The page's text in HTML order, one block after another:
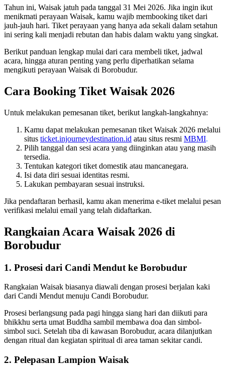
Tahun ini, Waisak jatuh pada tanggal 31 Mei 2026. Jika ingin ikut
menikmati perayaan Waisak, kamu wajib membooking tiket dari
jauh-jauh hari. Tiket perayaan yang hanya ada sekali dalam setahun
ini sering kali menjadi rebutan dan habis dalam waktu yang singkat.
Berikut panduan lengkap mulai dari cara membeli tiket, jadwal
acara, hingga aturan penting yang perlu diperhatikan selama
mengikuti perayaan Waisak di Borobudur.
Cara Booking Tiket Waisak 2026
Untuk melakukan pemesanan tiket, berikut langkah-langkahnya:
Kamu dapat melakukan pemesanan tiket Waisak 2026 melalui
situs ticket.injourneydestination.id atau situs resmi MBMI.
Pilih tanggal dan sesi acara yang diinginkan atau yang masih
tersedia.
Tentukan kategori tiket domestik atau mancanegara.
Isi data diri sesuai identitas resmi.
Lakukan pembayaran sesuai instruksi.
Jika pendaftaran berhasil, kamu akan menerima e-tiket melalui pesan
verifikasi melalui email yang telah didaftarkan.
Rangkaian Acara Waisak 2026 di
Borobudur
1. Prosesi dari Candi Mendut ke Borobudur
Rangkaian Waisak biasanya diawali dengan prosesi berjalan kaki
dari Candi Mendut menuju Candi Borobudur.
Prosesi berlangsung pada pagi hingga siang hari dan diikuti para
bhikkhu serta umat Buddha sambil membawa doa dan simbol-
simbol suci. Setelah tiba di kawasan Borobudur, acara dilanjutkan
dengan ritual dan kegiatan spiritual di area taman sekitar candi.
2. Pelepasan Lampion Waisak